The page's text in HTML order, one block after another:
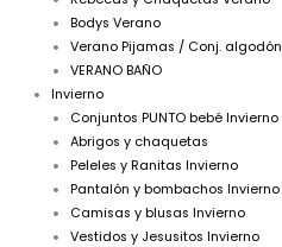
Bodys Verano
Verano Pijamas / Conj. algodón
VERANO BAÑO
Invierno
Conjuntos PUNTO bebé Invierno
Abrigos y chaquetas
Peleles y Ranitas Invierno
Pantalón y bombachos Invierno
Camisas y blusas Invierno
Vestidos y Jesusitos Invierno